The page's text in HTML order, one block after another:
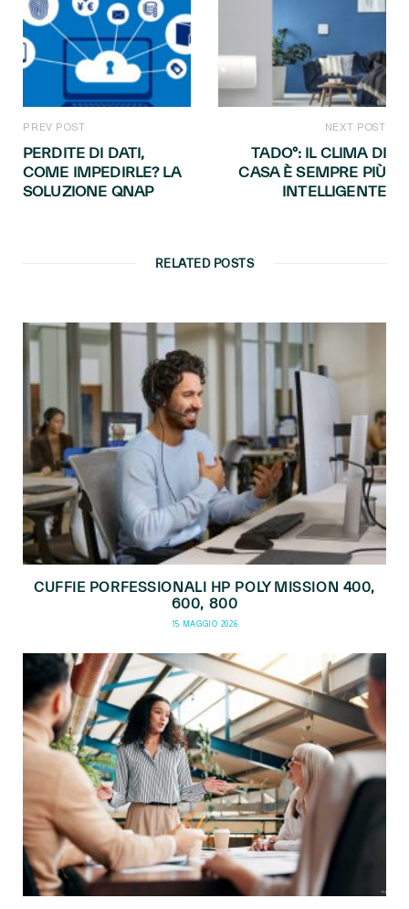
PREV POST
PERDITE DI DATI,
COME IMPEDIRLE? LA
SOLUZIONE QNAP
NEXT POST
TADO°: IL CLIMA DI
CASA È SEMPRE PIÙ
INTELLIGENTE
RELATED POSTS
CUFFIE PORFESSIONALI HP POLY MISSION 400,
600, 800
15 MAGGIO 2026